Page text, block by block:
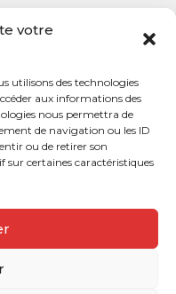
votre
utilisons des technologies
aux informations des
nous permettra de
de navigation ou les ID
ou de retirer son
certaines caractéristiques